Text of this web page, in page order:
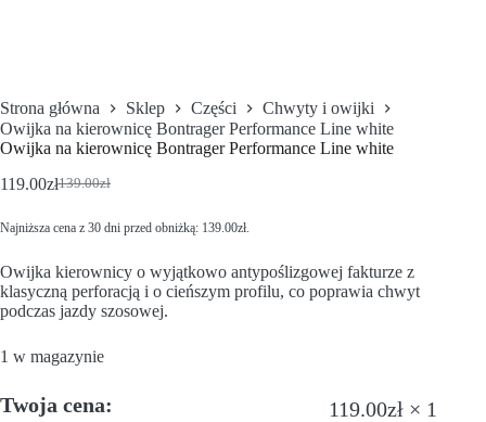
Strona główna Sklep Części
Chwyty i owijki
Owijka na kierownicę Bontrager Performance Line white
Owijka na kierownicę Bontrager Performance Line white
139.00zł
119.00zł
Najniższa cena z 30 dni przed obniżką: 139.00zł.
Owijka kierownicy o wyjątkowo antypoślizgowej fakturze z
klasyczną perforacją i o cieńszym profilu, co poprawia chwyt
podczas jazdy szosowej.
1 w magazynie
Twoja cena: 119.00zł × 1